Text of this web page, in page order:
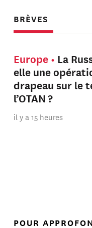
BRÈVES
Europe
La
elle une
drapeau sur le
l’OTAN ?
il y a 15 heures
POUR